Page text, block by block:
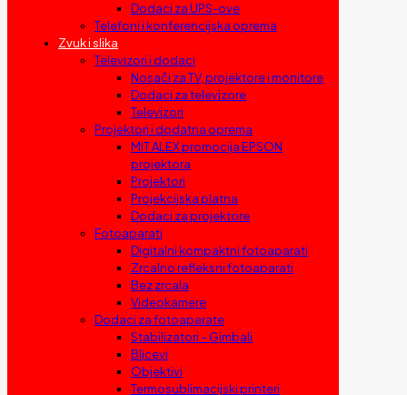
Dodaci za UPS-ove
Telefoni i konferencijska oprema
Zvuk i slika
Televizori i dodaci
Nosači za TV, projektore i monitore
Dodaci za televizore
Televizori
Projektori i dodatna oprema
MIT ALEX promocija EPSON
projektora
Projektori
Projekcijska platna
Dodaci za projektore
Fotoaparati
Digitalni kompaktni fotoaparati
Zrcalno refleksni fotoaparati
Bez zrcala
Videokamere
Dodaci za fotoaparate
Stabilizatori – Gimbali
Blicevi
Objektivi
Termosublimacijski printeri